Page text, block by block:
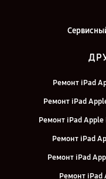
Ремонт iPad
Ремонт iPad
Ремонт iPad
Ремонт iPad
Ремонт iPad
Ремонт iPad